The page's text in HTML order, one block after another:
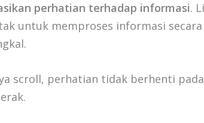
perhatian terhadap informasi.
untuk memproses informasi
scroll, perhatian tidak berhenti